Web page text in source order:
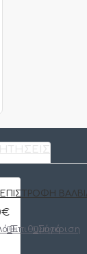
Επιθυμητό
Σύγκριση